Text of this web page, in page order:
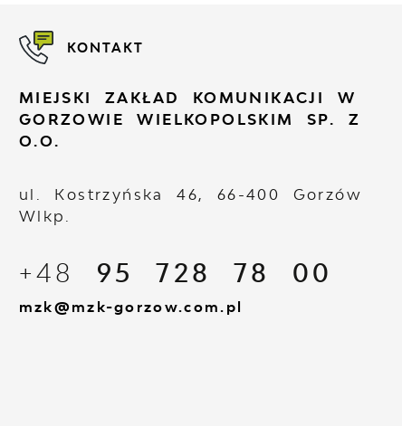
KONTAKT
MIEJSKI ZAKŁAD KOMUNIKACJI W
GORZOWIE WIELKOPOLSKIM SP. Z
O.O.
ul. Kostrzyńska 46, 66-400 Gorzów
Wlkp.
+48 95 728 78 00
mzk@mzk-gorzow.com.pl